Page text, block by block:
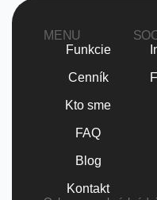
MENU
Funkcie
Cenník
Kto sme
FAQ
Blog
Kontakt